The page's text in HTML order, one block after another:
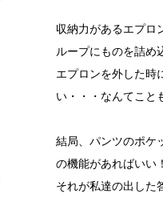
収納力があるエプロ
ループにものを詰め
エプロンを外した時
い・・・なんてこと
結局、パンツのポケ
の機能があればいい！
それが私達の出した